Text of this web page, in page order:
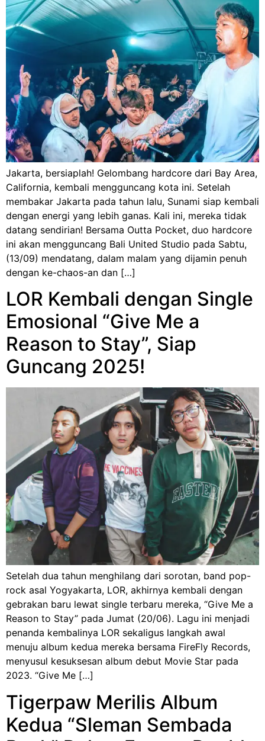
Jakarta, bersiaplah! Gelombang hardcore dari Bay Area,
California, kembali mengguncang kota ini. Setelah
membakar Jakarta pada tahun lalu, Sunami siap kembali
dengan energi yang lebih ganas. Kali ini, mereka tidak
datang sendirian! Bersama Outta Pocket, duo hardcore
ini akan mengguncang Bali United Studio pada Sabtu,
(13/09) mendatang, dalam malam yang dijamin penuh
dengan ke-chaos-an dan […]
LOR Kembali dengan Single
Emosional “Give Me a
Reason to Stay”, Siap
Guncang 2025!
Setelah dua tahun menghilang dari sorotan, band pop-
rock asal Yogyakarta, LOR, akhirnya kembali dengan
gebrakan baru lewat single terbaru mereka, “Give Me a
Reason to Stay” pada Jumat (20/06). Lagu ini menjadi
penanda kembalinya LOR sekaligus langkah awal
menuju album kedua mereka bersama FireFly Records,
menyusul kesuksesan album debut Movie Star pada
2023. “Give Me […]
Tigerpaw Merilis Album
Kedua “Sleman Sembada